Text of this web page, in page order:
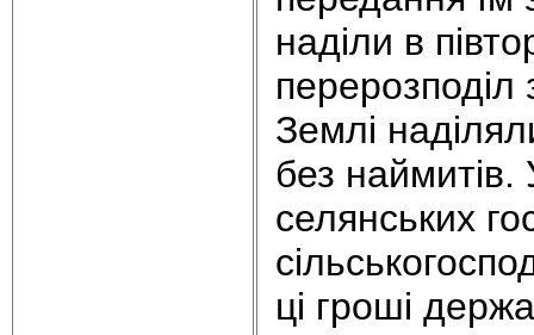
наділи в
перерозподіл
Землі
без наймитів.
селянських
ці гроші